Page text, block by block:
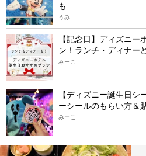
も
うみ
【記念日】ディズニー
ン！ランチ・ディナー
みーこ
【ディズニー誕生日
ーシールのもらい方＆
みーこ